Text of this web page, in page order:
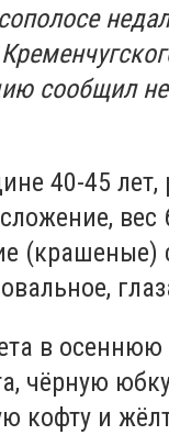
сообщил
40-45 лет,
вес
(крашеные)
в осеннюю
чёрную
кофту и